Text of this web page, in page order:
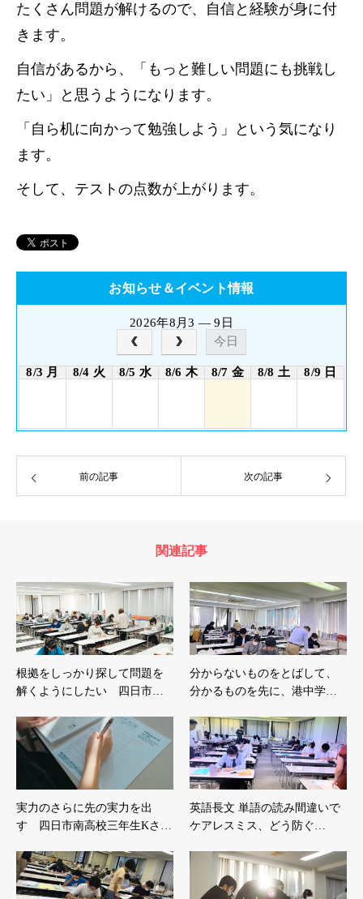
たくさん問題が解けるので、自信と経験が身に付
きます。
自信があるから、「もっと難しい問題にも挑戦し
たい」と思うようになります。
「自ら机に向かって勉強しよう」という気になり
ます。
そして、テストの点数が上がります。
お知らせ＆イベント情報
2026年8月3 — 9日
今日
8/3 月 8/4 火 8/5 水 8/6 木 8/7 金 8/8 土 8/9 日
前の記事 次の記事
関連記事
根拠をしっかり探して問題を
解くようにしたい 四日市…
分からないものをとばして、
分かるものを先に、港中学…
実力のさらに先の実力を出
す 四日市南高校三年生Kさ…
英語長文 単語の読み間違いで
ケアレスミス、どう防ぐ…